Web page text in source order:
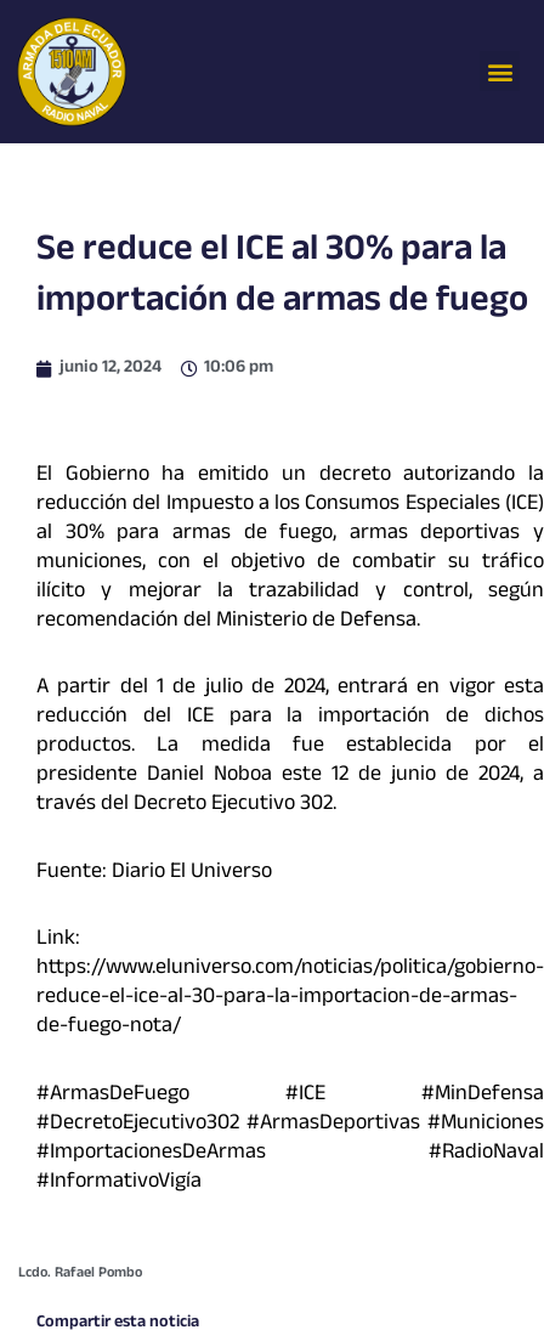
contenido
Se reduce el ICE al 30% para la
importación de armas de fuego
junio 12, 2024 10:06 pm
El Gobierno ha emitido un decreto autorizando la
reducción del Impuesto a los Consumos Especiales (ICE)
al 30% para armas de fuego, armas deportivas y
municiones, con el objetivo de combatir su tráfico
ilícito y mejorar la trazabilidad y control, según
recomendación del Ministerio de Defensa.
A partir del 1 de julio de 2024, entrará en vigor esta
reducción del ICE para la importación de dichos
productos. La medida fue establecida por el
presidente Daniel Noboa este 12 de junio de 2024, a
través del Decreto Ejecutivo 302.
Fuente: Diario El Universo
Link:
https://www.eluniverso.com/noticias/politica/gobierno-
reduce-el-ice-al-30-para-la-importacion-de-armas-
de-fuego-nota/
#ArmasDeFuego #ICE #MinDefensa
#DecretoEjecutivo302 #ArmasDeportivas #Municiones
#ImportacionesDeArmas #RadioNaval
#InformativoVigía
Lcdo. Rafael Pombo